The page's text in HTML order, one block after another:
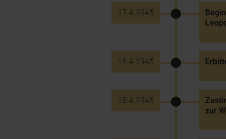
17.4.1945
18.4.1945
18.4.1945
zur